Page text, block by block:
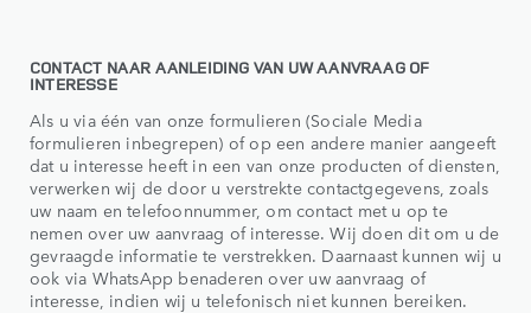
CONTACT NAAR AANLEIDING VAN UW AANVRAAG OF
INTERESSE
Als u via één van onze formulieren (Sociale Media
formulieren inbegrepen) of op een andere manier aangeeft
dat u interesse heeft in een van onze producten of diensten,
verwerken wij de door u verstrekte contactgegevens, zoals
uw naam en telefoonnummer, om contact met u op te
nemen over uw aanvraag of interesse. Wij doen dit om u de
gevraagde informatie te verstrekken. Daarnaast kunnen wij u
ook via WhatsApp benaderen over uw aanvraag of
interesse, indien wij u telefonisch niet kunnen bereiken.